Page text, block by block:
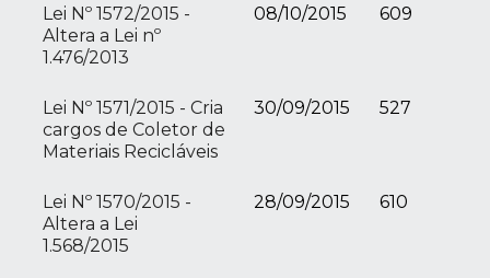
Lei Nº 1572/2015 -
Altera a Lei nº
1.476/2013
08/10/2015 609
Lei Nº 1571/2015 - Cria
cargos de Coletor de
Materiais Recicláveis
30/09/2015 527
Lei Nº 1570/2015 -
Altera a Lei
1.568/2015
28/09/2015 610